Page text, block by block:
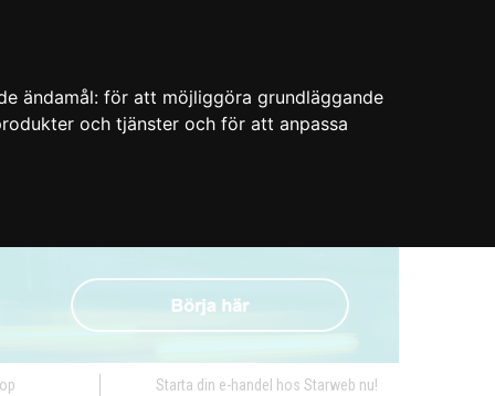
ändamål: för att möjliggöra grundläggande
och tjänster och för att anpassa
Starta din e-handel hos Starweb nu!